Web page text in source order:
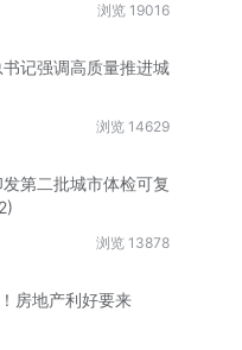
浏览 19016
记强调高质量推进城
浏览 14629
第二批城市体检可复
浏览 13878
房地产利好要来